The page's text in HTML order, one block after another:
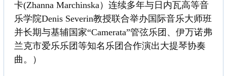
卡(Zhanna Marchinska）连续多年与日内瓦高等音
乐学院Denis Severin教授联合举办国际音乐大师班
并长期与基辅国家“Camerata”管弦乐团、伊万诺弗
兰克市爱乐乐团等知名乐团合作演出大提琴协奏
曲。）